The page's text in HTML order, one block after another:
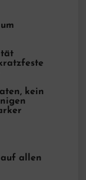
kein
allen